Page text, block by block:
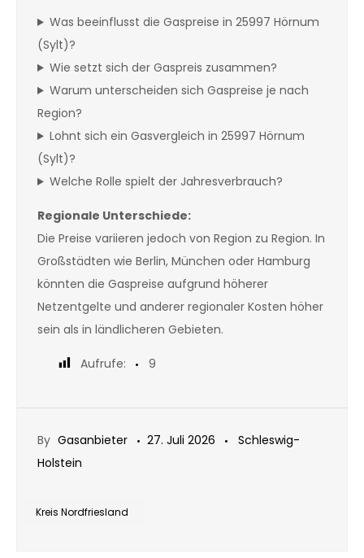
Was beeinflusst die Gaspreise in 25997 Hörnum
(Sylt)?
Wie setzt sich der Gaspreis zusammen?
Warum unterscheiden sich Gaspreise je nach
Region?
Lohnt sich ein Gasvergleich in 25997 Hörnum
(Sylt)?
Welche Rolle spielt der Jahresverbrauch?
Regionale Unterschiede:
Die Preise variieren jedoch von Region zu Region. In
Großstädten wie Berlin, München oder Hamburg
könnten die Gaspreise aufgrund höherer
Netzentgelte und anderer regionaler Kosten höher
sein als in ländlicheren Gebieten.
Aufrufe: 9
By Gasanbieter 27. Juli 2026
Schleswig-
Holstein
Kreis Nordfriesland